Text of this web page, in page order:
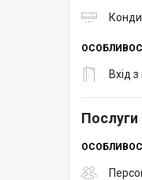
Вхід
Послуги